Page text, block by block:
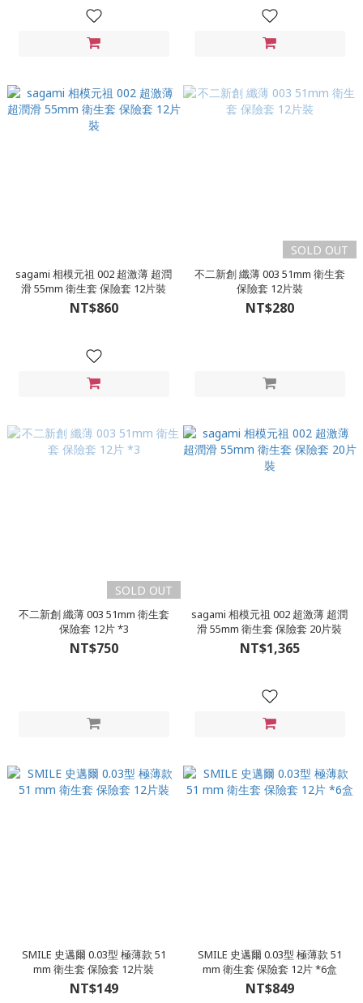
sagami 相模元祖 002 超激薄 超潤
滑 55mm 衛生套 保險套 12片裝
NT$860
SOLD OUT
不二新創 纖薄 003 51mm 衛生套
保險套 12片裝
NT$280
SOLD OUT
不二新創 纖薄 003 51mm 衛生套
保險套 12片 *3
NT$750
sagami 相模元祖 002 超激薄 超潤
滑 55mm 衛生套 保險套 20片裝
NT$1,365
SMILE 史邁爾 0.03型 極薄款 51
mm 衛生套 保險套 12片裝
NT$149
SMILE 史邁爾 0.03型 極薄款 51
mm 衛生套 保險套 12片 *6盒
NT$849